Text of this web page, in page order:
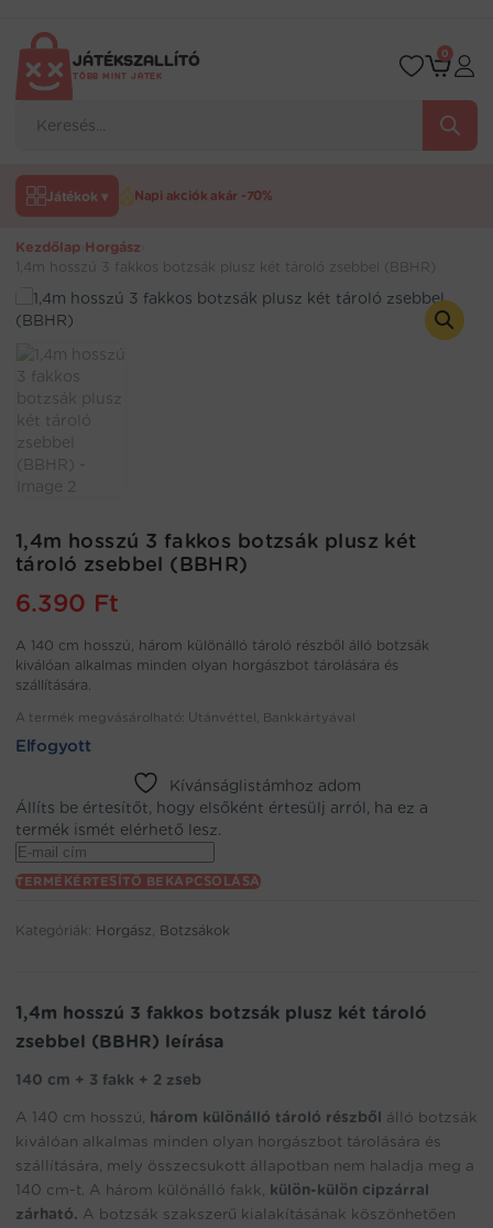
tartalomraJÁTÉKSZALLÍTÓ
TÖBB MINT JÁTÉK
search
0
Játékok ▾ Napi akciók akár -70%
Kezdőlap Horgász
1,4m hosszú 3 fakkos botzsák plusz két tároló zsebbel (BBHR)
1,4m hosszú 3 fakkos botzsák plusz két
tároló zsebbel (BBHR)
6.390 Ft
A 140 cm hosszú, három különálló tároló részből álló botzsák
kiválóan alkalmas minden olyan horgászbot tárolására és
szállítására.
A termék megvásárolható: Utánvéttel, Bankkártyával
Elfogyott
Kívánságlistámhoz adom
Állíts be értesítőt, hogy elsőként értesülj arról, ha ez a
termék ismét elérhető lesz.
Enter
your
email
to
waitlist
for
this
product
TERMÉKÉRTESÍTŐ BEKAPCSOLÁSA
Kategóriák: Horgász, Botzsákok
1,4m hosszú 3 fakkos botzsák plusz két tároló
zsebbel (BBHR) leírása
140 cm + 3 fakk + 2 zseb
A 140 cm hosszú, három különálló tároló részből álló botzsák
kiválóan alkalmas minden olyan horgászbot tárolására és
szállítására, mely összecsukott állapotban nem haladja meg a
140 cm-t. A három különálló fakk, külön-külön cipzárral
zárható. A botzsák szakszerű kialakításának köszönhetően